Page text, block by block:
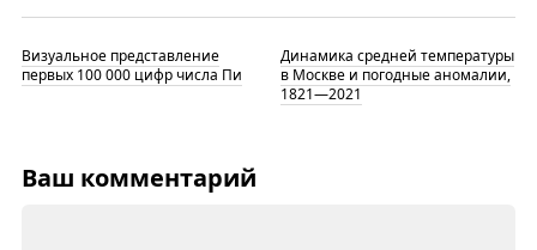
Визуальное представление
первых 100 000 цифр числа Пи
Динамика средней температуры
в Москве и погодные аномалии,
1821—2021
Ваш комментарий